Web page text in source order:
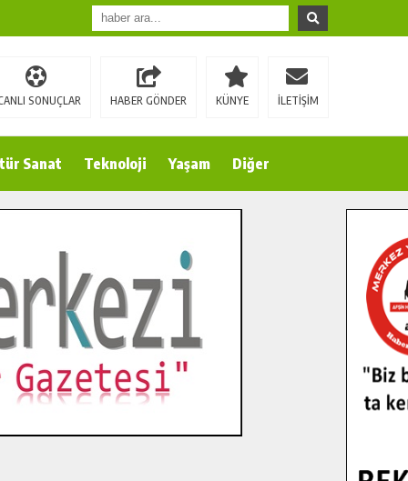
SONUÇLAR HABER GÖNDER KÜNYE İLETİŞİM
Sanat Teknoloji Yaşam Diğer